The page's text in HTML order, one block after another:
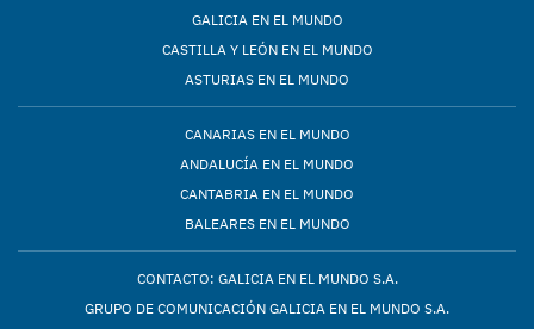
GALICIA EN EL MUNDO
CASTILLA Y LEÓN EN EL MUNDO
ASTURIAS EN EL MUNDO
CANARIAS EN EL MUNDO
ANDALUCÍA EN EL MUNDO
CANTABRIA EN EL MUNDO
BALEARES EN EL MUNDO
CONTACTO: GALICIA EN EL MUNDO S.A.
GRUPO DE COMUNICACIÓN GALICIA EN EL MUNDO S.A.